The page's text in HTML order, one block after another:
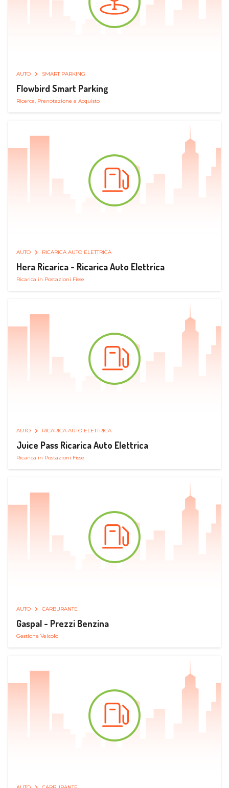
AUTO SMART PARKING
Flowbird Smart Parking
Ricerca, Prenotazione e Acquisto
AUTO RICARICA AUTO ELETTRICA
Hera Ricarica - Ricarica Auto Elettrica
Ricarica in Postazioni Fisse
AUTO RICARICA AUTO ELETTRICA
Juice Pass Ricarica Auto Elettrica
Ricarica in Postazioni Fisse
AUTO CARBURANTE
Gaspal - Prezzi Benzina
Gestione Veicolo